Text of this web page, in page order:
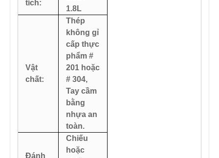
tích:
1.8L
Vật
chất:
Thép
không gỉ
cấp thực
phẩm #
201 hoặc
# 304,
Tay cầm
bằng
nhựa an
toàn.
Đánh
Chiếu
hoặc